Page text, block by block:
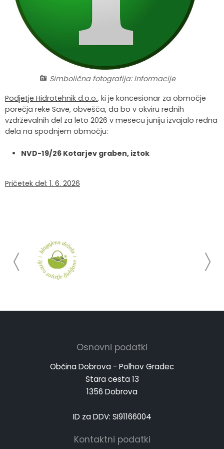
Simbolična fotografija: Informacije
Podjetje Hidrotehnik d.o.o., ki je koncesionar za območje
porečja reke Save, obvešča, da bo v okviru rednih
vzdrževalnih del za leto 2026 v mesecu juniju izvajalo redna
dela na spodnjem območju:
NVD-19/26 Kotarjev graben, iztok
Pričetek del: 1. 6. 2026
Osnovni podatki
Občina Dobrova - Polhov Gradec
Stara cesta 13
1356 Dobrova
ID za DDV: SI91166004
Kontaktni podatki
Krajevne skupnosti
Gasilstvo in civilna zaščita
Občinski nagrajenci
Strateški dokumenti
Javni zavod Polhograjska graščina
Turistična taksa
Vprašajte občino
Oskrba najdenih živali
Letovanje za starejše
Organizacije s področja socialnega varstva
Zasebni vrtci in varuhi predšolskih otrok
Merilniki hitrosti
Lokalni ponudniki hrane in izdelkov
Trajnostni razvoj turizma
Osmrtnice
Cenik storitev
Režijski obrat
JP VOKA SNAGA